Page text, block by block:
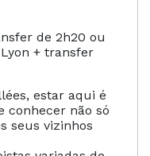
de 2h20 ou
+ transfer
estar aqui é
conhecer não só
seus vizinhos